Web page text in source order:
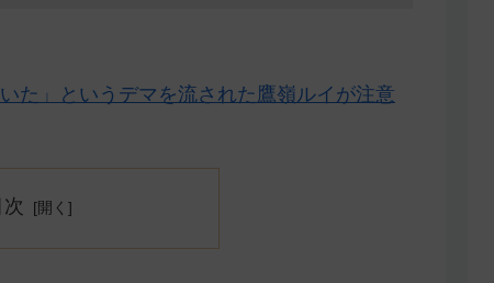
た」というデマを流された鷹嶺ルイが注意